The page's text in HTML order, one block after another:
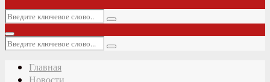
Искать:
Поиск
Основное
меню
Искать:
Поиск
Главная
Новости